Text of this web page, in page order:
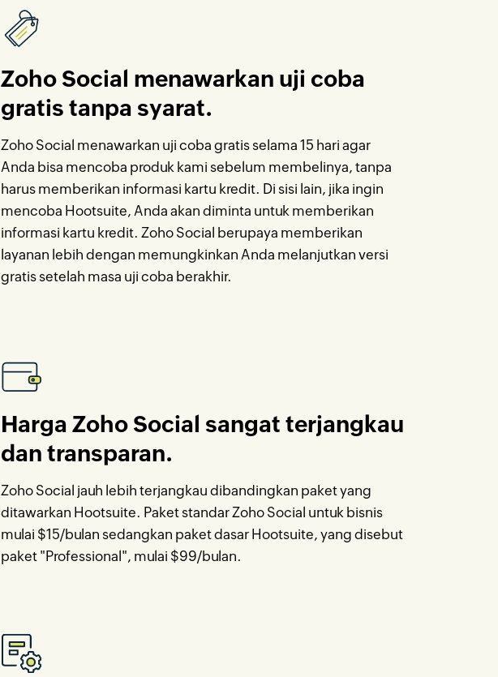
Zoho Social menawarkan uji coba
gratis tanpa syarat.
Zoho Social menawarkan uji coba gratis selama 15 hari agar
Anda bisa mencoba produk kami sebelum membelinya, tanpa
harus memberikan informasi kartu kredit. Di sisi lain, jika ingin
mencoba Hootsuite, Anda akan diminta untuk memberikan
informasi kartu kredit. Zoho Social berupaya memberikan
layanan lebih dengan memungkinkan Anda melanjutkan versi
gratis setelah masa uji coba berakhir.
Harga Zoho Social sangat terjangkau
dan transparan.
Zoho Social jauh lebih terjangkau dibandingkan paket yang
ditawarkan Hootsuite. Paket standar Zoho Social untuk bisnis
mulai $15/bulan sedangkan paket dasar Hootsuite, yang disebut
paket "Professional", mulai $99/bulan.